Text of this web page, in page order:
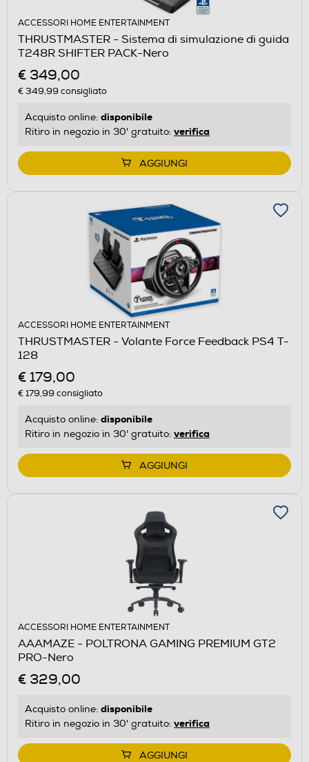
ACCESSORI HOME ENTERTAINMENT
THRUSTMASTER - Sistema di simulazione di guida
T248R SHIFTER PACK-Nero
€ 349,00
€ 349,99 consigliato
Acquisto online: disponibile
Ritiro in negozio in 30' gratuito: verifica
AGGIUNGI
ACCESSORI HOME ENTERTAINMENT
THRUSTMASTER - Volante Force Feedback PS4 T-
128
€ 179,00
€ 179,99 consigliato
Acquisto online: disponibile
Ritiro in negozio in 30' gratuito: verifica
AGGIUNGI
ACCESSORI HOME ENTERTAINMENT
AAAMAZE - POLTRONA GAMING PREMIUM GT2
PRO-Nero
€ 329,00
Acquisto online: disponibile
Ritiro in negozio in 30' gratuito: verifica
AGGIUNGI